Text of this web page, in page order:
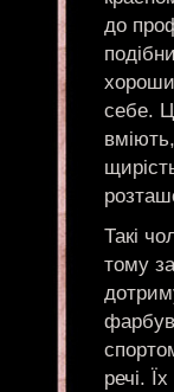
до
себе.
Такі
тому
речі.